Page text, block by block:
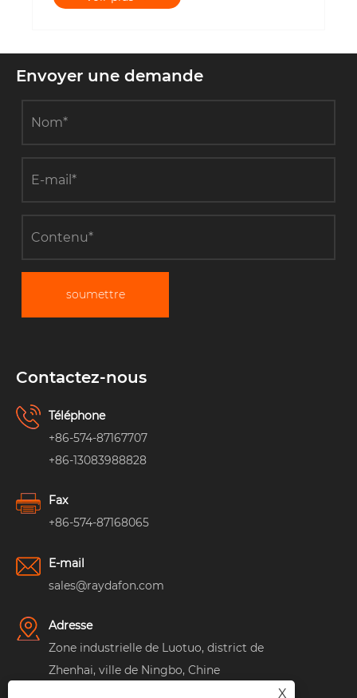
Envoyer une demande
soumettre
Contactez-nous
Téléphone
+86-574-87167707
+86-13083988828
Fax
+86-574-87168065
E-mail
sales@raydafon.com
Adresse
Zone industrielle de Luotuo, district de
Zhenhai, ville de Ningbo, Chine
X